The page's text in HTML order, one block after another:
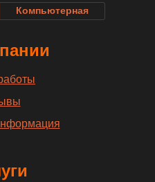
Компьютерная